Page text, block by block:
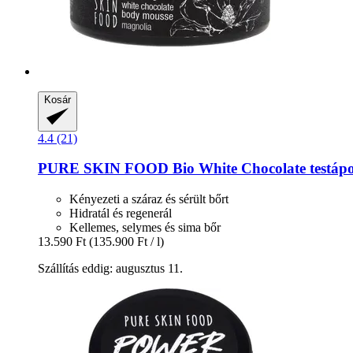
Kosár
4.4 (21)
PURE SKIN FOOD Bio White Chocolate
Kényezeti a száraz és sérült bőrt
Hidratál és regenerál
Kellemes, selymes és sima bőr
13.590 Ft (135.900 Ft / l)
Szállítás eddig: augusztus 11.